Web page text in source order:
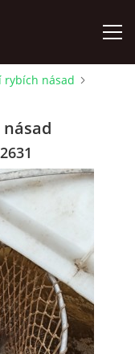
rybích násad